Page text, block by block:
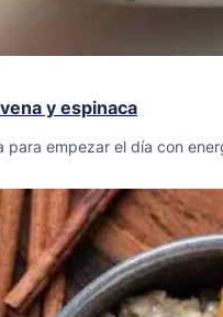
y espinaca
para empezar el día con